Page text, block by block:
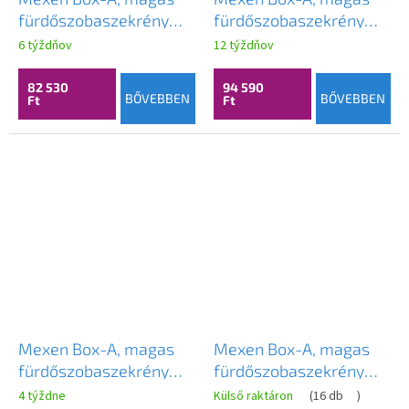
fürdőszobaszekrény
35x44,2x160 cm, diófa,
91AX1-1600-300-1-86
6 týždňov
82 530
Ft
BŐVEBBEN
fürdőszobaszekrény
35x44,2x160 cm, matt
grafit, 91AX1-1600-300-
1-66
12 týždňov
94 590
Ft
BŐVEBBEN
Mexen Box-A, magas
fürdőszobaszekrény
35x44,2x160 cm, matt
4 týždne
Mexen Box-A, magas
fürdőszobaszekrény
35x44,2x160 cm, fényes
Külső raktáron (16 db )